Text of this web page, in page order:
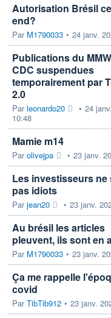
Autorisation Brésil
end?
Par M1790033 • 24 janv.
Publications du
CDC suspendues
temporairement par
2.0
Parleonardo20 • 24
10:48
Mamie m14
Parolivejpa • 23 janv.
Les investisseurs ne
pas idiots
Parjean20 • 23 janv.
Au brésil les articles
pleuvent, ils sont en
Par M1790033 • 23 janv.
Ça me rappelle
covid
ParTibTib912 • 23 janv.